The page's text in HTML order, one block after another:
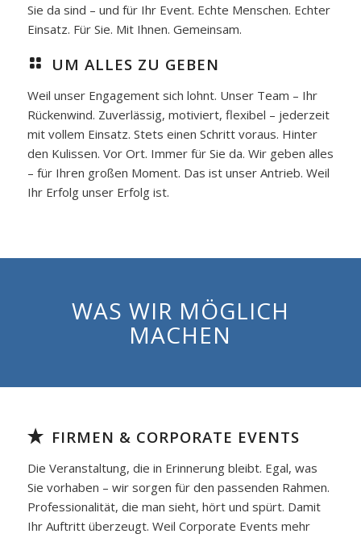
Sie da sind – und für Ihr Event. Echte Menschen. Echter
Einsatz. Für Sie. Mit Ihnen. Gemeinsam.
UM ALLES ZU GEBEN
Weil unser Engagement sich lohnt. Unser Team – Ihr
Rückenwind. Zuverlässig, motiviert, flexibel – jederzeit
mit vollem Einsatz. Stets einen Schritt voraus. Hinter
den Kulissen. Vor Ort. Immer für Sie da. Wir geben alles
– für Ihren großen Moment. Das ist unser Antrieb. Weil
Ihr Erfolg unser Erfolg ist.
WAS WIR MÖGLICH
MACHEN
FIRMEN & CORPORATE EVENTS
Die Veranstaltung, die in Erinnerung bleibt. Egal, was
Sie vorhaben – wir sorgen für den passenden Rahmen.
Professionalität, die man sieht, hört und spürt. Damit
Ihr Auftritt überzeugt. Weil Corporate Events mehr